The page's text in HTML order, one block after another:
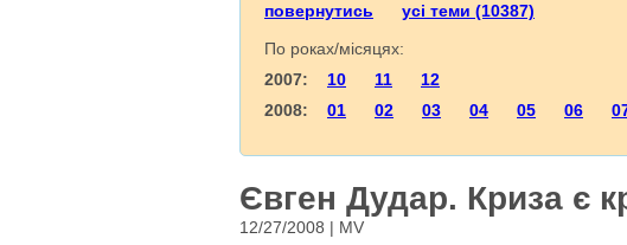
повернутись
усі теми (10387)
По роках/місяцях:
2007: 10 11
12
2008: 01 02 03 04 05 06
Євген Дудар. Криза є
12/27/2008 | MV